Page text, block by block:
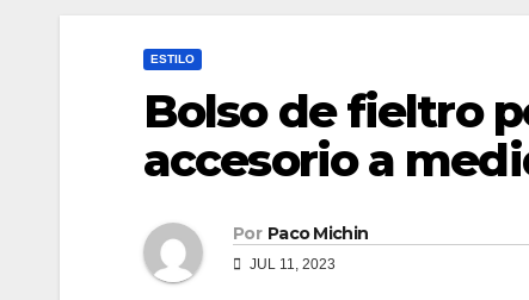
ESTILO
Bolso de fieltro
accesorio a
Por Paco Michin
JUL 11, 2023